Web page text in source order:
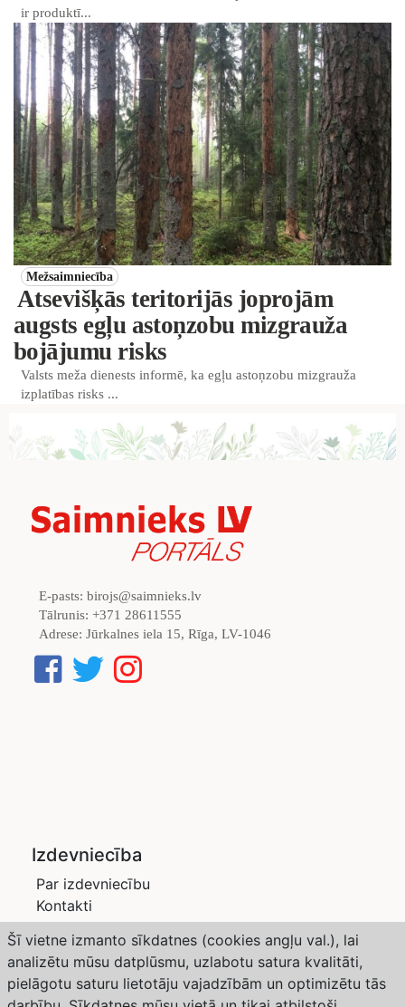
ir produktī...
Mežsaimniecība
Atsevišķās teritorijās joprojām
augsts egļu astoņzobu mizgrauža
bojājumu risks
Valsts meža dienests informē, ka egļu astoņzobu mizgrauža
izplatības risks ...
E-pasts: birojs@saimnieks.lv
Tālrunis: +371 28611555
Adrese: Jūrkalnes iela 15, Rīga, LV-1046
Izdevniecība
Par izdevniecību
Kontakti
Privātuma politika
Žurnāli
Saimnieks LV
Dārzs un Drava
Šī vietne izmanto sīkdatnes (cookies angļu val.), lai
analizētu mūsu datplūsmu, uzlabotu satura kvalitāti,
pielāgotu saturu lietotāju vajadzībām un optimizētu tās